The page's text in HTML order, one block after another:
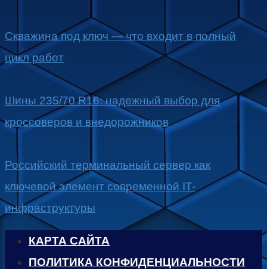
Скважина под ключ — что входит в полный
цикл работ
Шины 235/70 R16: надежный выбор для
кроссоверов и внедорожников
Российский терминальный сервер как
ключевой элемент современной IT-
инфраструктуры
КАРТА САЙТА
ПОЛИТИКА КОНФИДЕНЦИАЛЬНОСТИ